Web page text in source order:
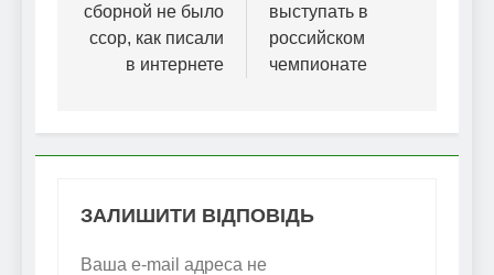
сборной не было
ссор, как писали
в интернете
выступать в
российском
чемпионате
ЗАЛИШИТИ ВІДПОВІДЬ
Ваша e-mail адреса не